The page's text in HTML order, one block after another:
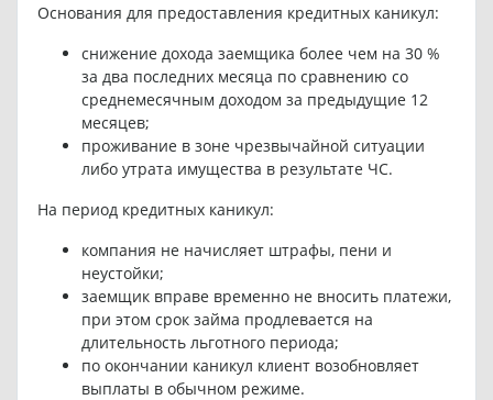
Основания для предоставления кредитных каникул:
снижение дохода заемщика более чем на 30 %
за два последних месяца по сравнению со
среднемесячным доходом за предыдущие 12
месяцев;
проживание в зоне чрезвычайной ситуации
либо утрата имущества в результате ЧС.
На период кредитных каникул:
компания не начисляет штрафы, пени и
неустойки;
заемщик вправе временно не вносить платежи,
при этом срок займа продлевается на
длительность льготного периода;
по окончании каникул клиент возобновляет
выплаты в обычном режиме.